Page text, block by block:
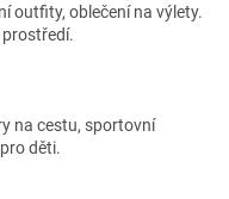
outfity, oblečení na výlety.
na cestu, sportovní
děti.